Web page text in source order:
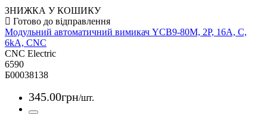
ЗНИЖКА У КОШИКУ
Модульний автоматичний вимикач YCB9-80M, 2Р, 16А, С,
6kА, CNC
CNC Electric
6590
Б00038138
345.00грн/шт.